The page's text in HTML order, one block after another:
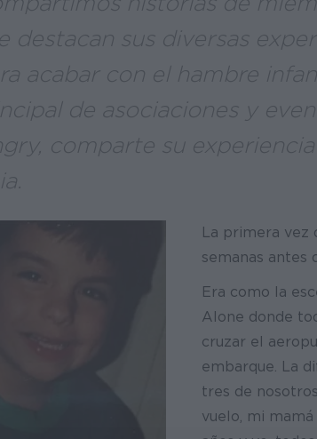
destacan sus diversas
acabar con el hambre
de asociaciones y
comparte su
La primera vez
semanas antes
Era como la
Alone donde
cruzar el
embarque. La
tres de
vuelo, mi